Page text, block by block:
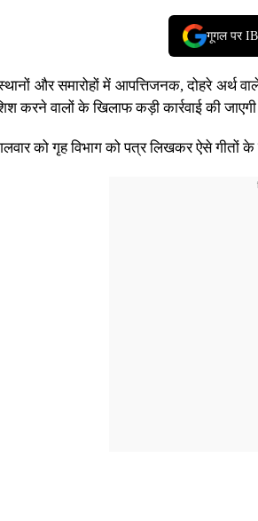
गूगल पर
और समारोहों में आपत्तिजनक, दोहरे अर्थ
करने वालों के खिलाफ कड़ी कार्रवाई की
को गृह विभाग को पत्र लिखकर ऐसे गीतों के